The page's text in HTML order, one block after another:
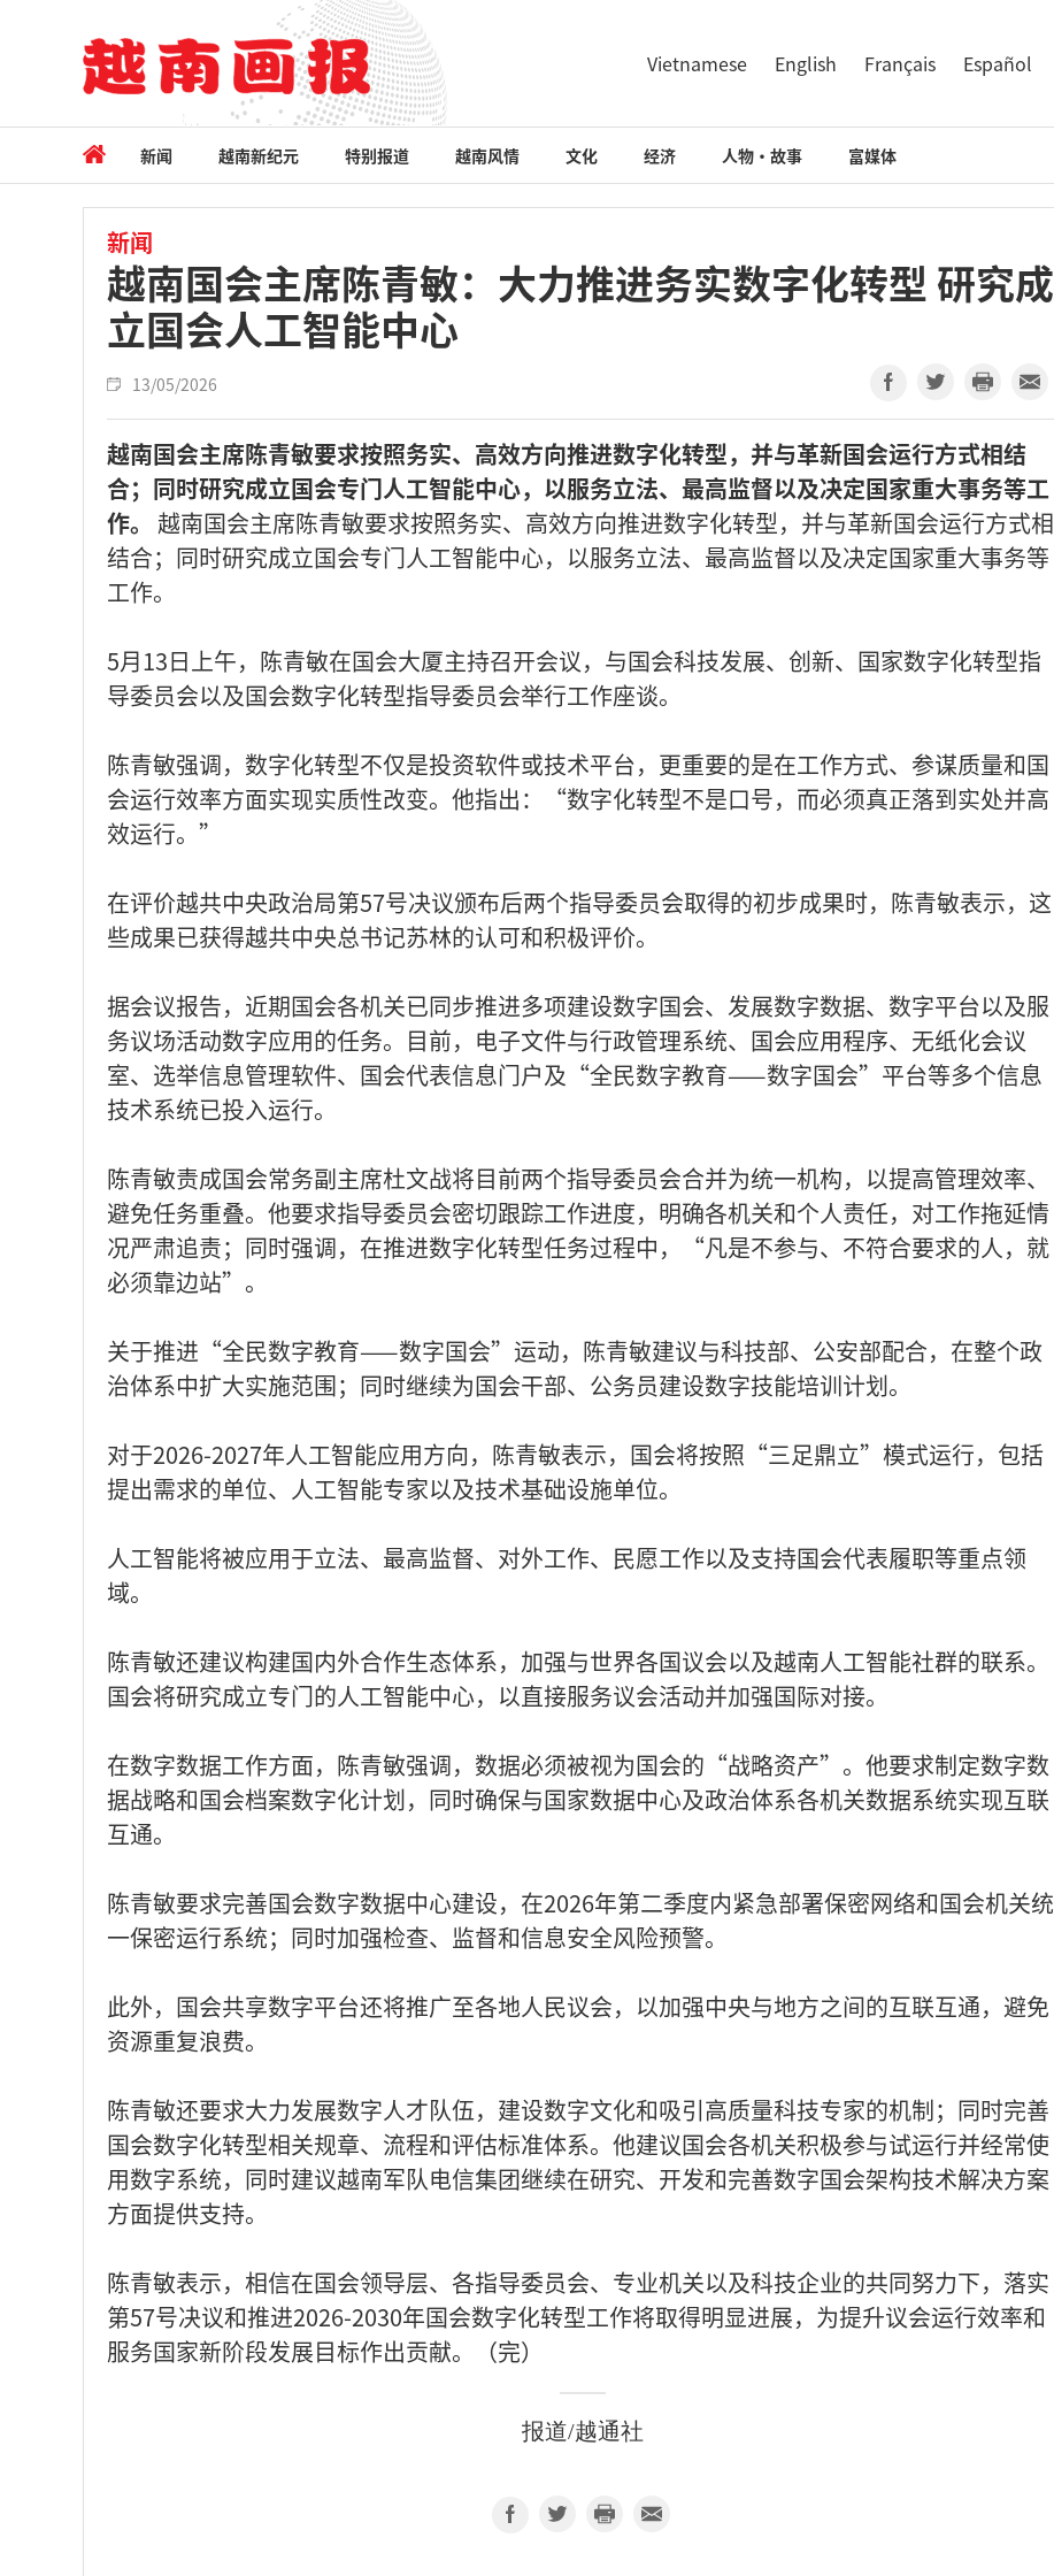
Vietnamese English Français Español
新闻 越南新纪元 特别报道 越南风情 文化 经济 人物·故事 富媒体
新闻
越南国会主席陈青敏：大力推进务实数字化转型 研究成
立国会人工智能中心
13/05/2026
越南国会主席陈青敏要求按照务实、高效方向推进数字化转型，并与革新国会运行方式相结
合；同时研究成立国会专门人工智能中心，以服务立法、最高监督以及决定国家重大事务等工
作。
越南国会主席陈青敏要求按照务实、高效方向推进数字化转型，并与革新国会运行方式相
结合；同时研究成立国会专门人工智能中心，以服务立法、最高监督以及决定国家重大事务等
工作。
5月13日上午，陈青敏在国会大厦主持召开会议，与国会科技发展、创新、国家数字化转型指
导委员会以及国会数字化转型指导委员会举行工作座谈。
陈青敏强调，数字化转型不仅是投资软件或技术平台，更重要的是在工作方式、参谋质量和国
会运行效率方面实现实质性改变。他指出：“数字化转型不是口号，而必须真正落到实处并高
效运行。”
在评价越共中央政治局第57号决议颁布后两个指导委员会取得的初步成果时，陈青敏表示，这
些成果已获得越共中央总书记苏林的认可和积极评价。
据会议报告，近期国会各机关已同步推进多项建设数字国会、发展数字数据、数字平台以及服
务议场活动数字应用的任务。目前，电子文件与行政管理系统、国会应用程序、无纸化会议
室、选举信息管理软件、国会代表信息门户及“全民数字教育——数字国会”平台等多个信息
技术系统已投入运行。
陈青敏责成国会常务副主席杜文战将目前两个指导委员会合并为统一机构，以提高管理效率、
避免任务重叠。他要求指导委员会密切跟踪工作进度，明确各机关和个人责任，对工作拖延情
况严肃追责；同时强调，在推进数字化转型任务过程中，“凡是不参与、不符合要求的人，就
必须靠边站”。
关于推进“全民数字教育——数字国会”运动，陈青敏建议与科技部、公安部配合，在整个政
治体系中扩大实施范围；同时继续为国会干部、公务员建设数字技能培训计划。
对于2026-2027年人工智能应用方向，陈青敏表示，国会将按照“三足鼎立”模式运行，包括
提出需求的单位、人工智能专家以及技术基础设施单位。
人工智能将被应用于立法、最高监督、对外工作、民愿工作以及支持国会代表履职等重点领
域。
陈青敏还建议构建国内外合作生态体系，加强与世界各国议会以及越南人工智能社群的联系。
国会将研究成立专门的人工智能中心，以直接服务议会活动并加强国际对接。
在数字数据工作方面，陈青敏强调，数据必须被视为国会的“战略资产”。他要求制定数字数
据战略和国会档案数字化计划，同时确保与国家数据中心及政治体系各机关数据系统实现互联
互通。
陈青敏要求完善国会数字数据中心建设，在2026年第二季度内紧急部署保密网络和国会机关统
一保密运行系统；同时加强检查、监督和信息安全风险预警。
此外，国会共享数字平台还将推广至各地人民议会，以加强中央与地方之间的互联互通，避免
资源重复浪费。
陈青敏还要求大力发展数字人才队伍，建设数字文化和吸引高质量科技专家的机制；同时完善
国会数字化转型相关规章、流程和评估标准体系。他建议国会各机关积极参与试运行并经常使
用数字系统，同时建议越南军队电信集团继续在研究、开发和完善数字国会架构技术解决方案
方面提供支持。
陈青敏表示，相信在国会领导层、各指导委员会、专业机关以及科技企业的共同努力下，落实
第57号决议和推进2026-2030年国会数字化转型工作将取得明显进展，为提升议会运行效率和
服务国家新阶段发展目标作出贡献。（完）
报道/越通社